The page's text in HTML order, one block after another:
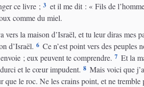
ce livre ; 3 et il me dit : « Fils de
comme du miel.
la maison d’Israël, et tu leur diras mes
d’Israël. 6 Ce n’est point vers des peuples
; eux peuvent te comprendre. 7 Et la
et le cœur impudent. 8 Mais voici que
le roc. Ne les crains point, et ne